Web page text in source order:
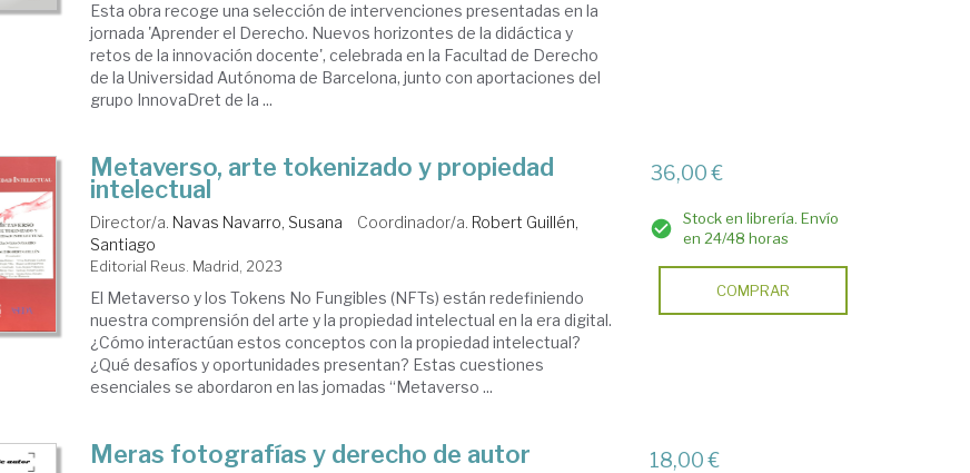
Esta obra recoge una selección de intervenciones presentadas en la
jornada 'Aprender el Derecho. Nuevos horizontes de la didáctica y
retos de la innovación docente', celebrada en la Facultad de Derecho
de la Universidad Autónoma de Barcelona, junto con aportaciones del
grupo InnovaDret de la ...
Metaverso, arte tokenizado y propiedad
intelectual
Director/a. Navas Navarro, Susana Coordinador/a. Robert Guillén,
Santiago
Editorial Reus. Madrid, 2023
El Metaverso y los Tokens No Fungibles (NFTs) están redefiniendo
nuestra comprensión del arte y la propiedad intelectual en la era digital.
¿Cómo interactúan estos conceptos con la propiedad intelectual?
¿Qué desafíos y opor­tunidades presentan? Estas cuestiones
esenciales se abordaron en las jomadas “Metaverso ...
36,00 €
Stock en librería. Envío
en 24/48 horas
COMPRAR
Meras fotografías y derecho de autor 18,00 €